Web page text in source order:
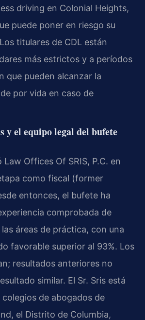
driving en Colonial Heights,
puede poner en riesgo su
titulares de CDL están
más estrictos y a períodos
que pueden alcanzar la
por vida en caso de
y el equipo legal del bufete
Law Offices Of SRIS, P.C. en
como fiscal (former
entonces, el bufete ha
comprobada de
áreas de práctica, con una
favorable superior al 93%. Los
resultados anteriores no
similar. El Sr. Sris está
de abogados de
el Distrito de Columbia,